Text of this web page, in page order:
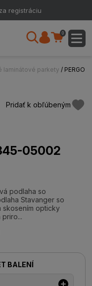
za registráciu
0
laminátové parkety / PERGO
Pridať k obľúbeným
05002
podlaha so
Stavanger so
skosením opticky
BALENÍ